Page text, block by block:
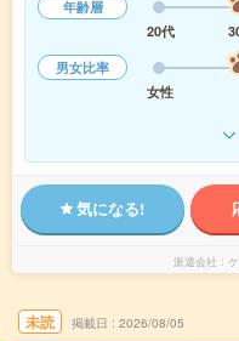
年齢層
20代
男女比率
女性
気になる!
派遣会社
未読 掲載日 2026/08/05